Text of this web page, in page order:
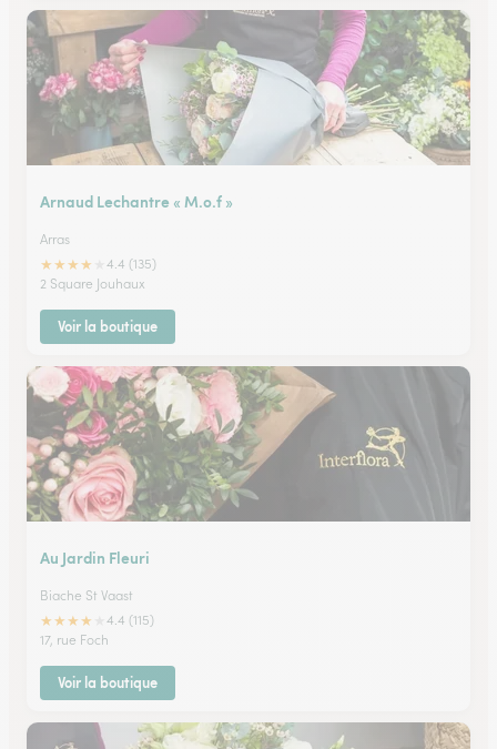
Arnaud Lechantre « M.o.f »
Arras
★★★★
4.4 (135)
2 Square Jouhaux
Voir la boutique
Au Jardin Fleuri
Biache St Vaast
★★★★
4.4 (115)
17, rue Foch
Voir la boutique